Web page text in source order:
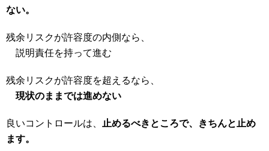
ない。
残余リスクが許容度の内側なら、
説明責任を持って進む
残余リスクが許容度を超えるなら、
現状のままでは進めない
良いコントロールは、
止めるべきところで、きちんと止め
ます。